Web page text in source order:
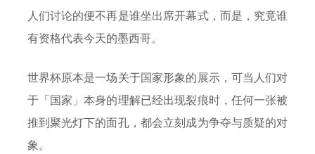
人们讨论的便不再是谁坐出席开幕式，而是，究竟谁
有资格代表今天的墨西哥。
世界杯原本是一场关于国家形象的展示，可当人们对
于「国家」本身的理解已经出现裂痕时，任何一张被
推到聚光灯下的面孔，都会立刻成为争夺与质疑的对
象。